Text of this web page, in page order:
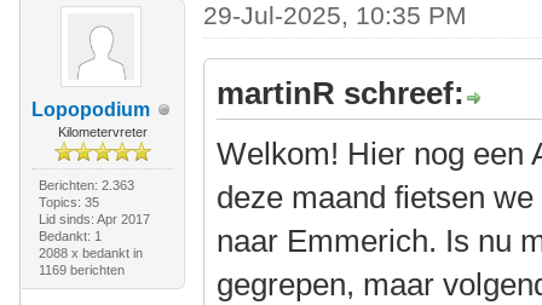
Lopopodium
Kilometervreter
Berichten: 2.363
Topics: 35
Lid sinds: Apr 2017
Bedankt: 1
2088 x bedankt in
1169 berichten
29-Jul-2025, 10:35 PM
martinR schreef:
Welkom! Hier nog een
deze maand fietsen
naar Emmerich. Is nu
gegrepen, maar